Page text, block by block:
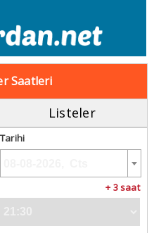
Saatleri
Listeler
Tarihi
+ 3 saat